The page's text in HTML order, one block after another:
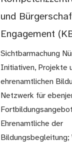
und
Engagement
Sichtbarmachung
Initiativen, Projekte
ehrenamtlichen
Netzwerk für
Ehrenamtliche der
Bildungsbegleitung;